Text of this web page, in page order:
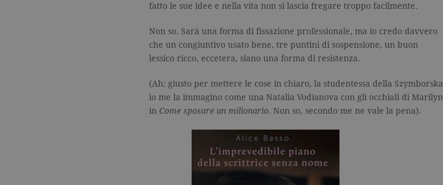
fatto le sue idee e nella vita non si lascia fregare troppo facilmente.
Non so. Sarà una forma di fissazione professionale, ma io credo davvero
che un congiuntivo usato bene, tre puntini di sospensione, un buon
lessico ricco, eccetera, siano una forma di resistenza.
(Ah: giusto per mettere le cose in chiaro, la studentessa della Szymborska
io me la immagino come una Natalia Vodianova con gli occhiali di Marilyn
in Come sposare un milionario. Non so, secondo me ne vale la pena).